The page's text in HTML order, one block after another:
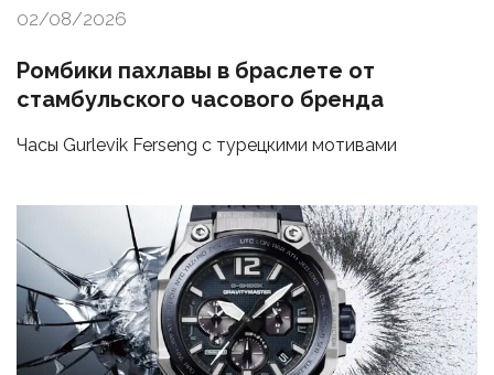
02/08/2026
Ромбики пахлавы в браслете от
стамбульского часового бренда
Часы Gurlevik Ferseng с турецкими мотивами